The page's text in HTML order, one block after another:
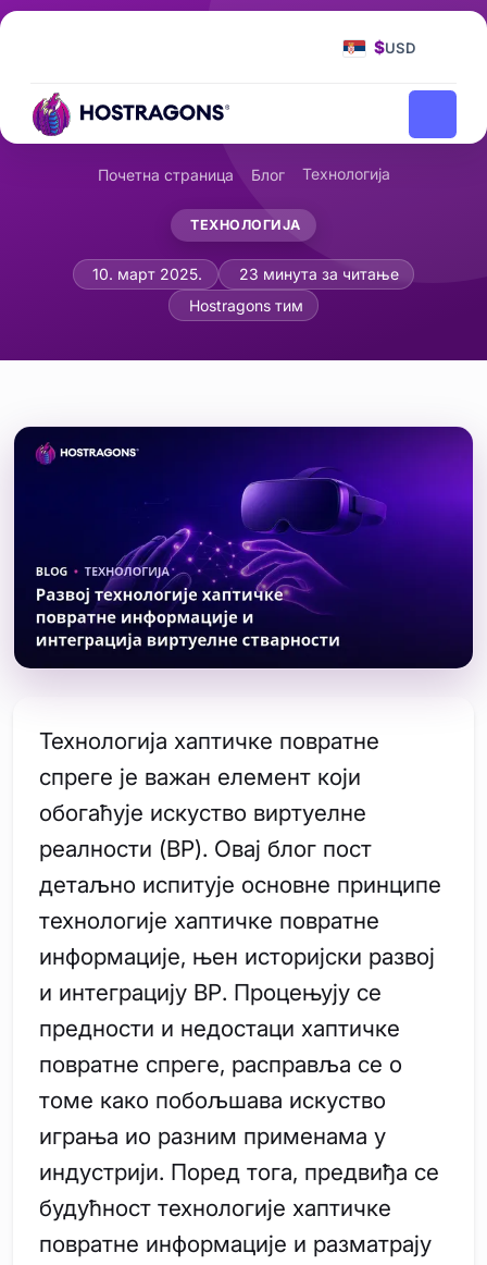
$USD
Почетна страница Блог Технологија
ТЕХНОЛОГИЈА
Развој технологије хаптичке
10. март 2025.
23 минута за читање
Hostragons тим
Технологија хаптичке повратне
спреге је важан елемент који
обогаћује искуство виртуелне
реалности (ВР). Овај блог пост
детаљно испитује основне принципе
технологије хаптичке повратне
информације, њен историјски развој
и интеграцију ВР. Процењују се
предности и недостаци хаптичке
повратне спреге, расправља се о
томе како побољшава искуство
играња ио разним применама у
индустрији. Поред тога, предвиђа се
будућност технологије хаптичке
повратне информације и разматрају